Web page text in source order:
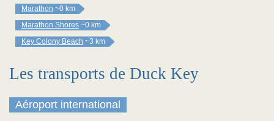
Marathon ~0 km
Marathon Shores ~0 km
Key Colony Beach ~3 km
Les transports de Duck Key
Aéroport international